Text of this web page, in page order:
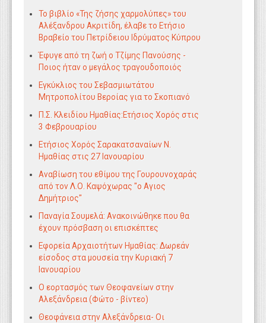
Το βιβλίο «Της ζήσης χαρμολύπες» του
Αλέξανδρου Ακριτίδη, έλαβε το Ετήσιο
Βραβείο του Πετρίδειου Ιδρύματος Κύπρου
Έφυγε από τη ζωή ο Τζίμης Πανούσης -
Ποιος ήταν ο μεγάλος τραγουδοποιός
Εγκύκλιος του Σεβασμιωτάτου
Μητροπολίτου Βεροίας για το Σκοπιανό
Π.Σ. Κλειδίου Ημαθίας:Ετήσιος Χορός στις
3 Φεβρουαρίου
Eτήσιος Χορός Σαρακατσαναίων Ν.
Ημαθίας στις 27 Ιανουαρίου
Αναβίωση του εθίμου της Γουρουνοχαράς
από τον Λ.Ο. Καψόχωρας ''ο Αγιος
Δημήτριος''
Παναγία Σουμελά: Aνακοινώθηκε που θα
έχουν πρόσβαση οι επισκέπτες
Εφορεία Αρχαιοτήτων Ημαθίας: Δωρεάν
είσοδος στα μουσεία την Κυριακή 7
Ιανουαρίου
Ο εορτασμός των Θεοφανείων στην
Αλεξάνδρεια (Φώτο - βίντεο)
Θεοφάνεια στην Αλεξάνδρεια- Οι